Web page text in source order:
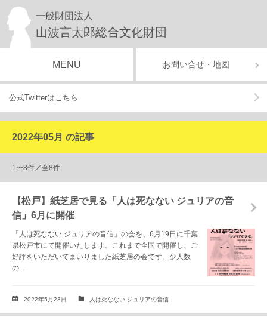
一般財団法人
山波言太郎総合文化財団
MENU お問い合せ・地図
公式Twitterはこちら
2022年05月 の記事
1〜8件／全8件
【松戸】紙芝居で見る「人は死なない ジュリアの音
信」6月に開催
「人は死なない ジュリアの音信」の会を、6月19日に千葉
県松戸市にて開催いたします。これまで全国で開催し、ご
好評をいただいてまいりました紙芝居の会です。少人数
の...
2022年5月23日 人は死なない ジュリアの音信